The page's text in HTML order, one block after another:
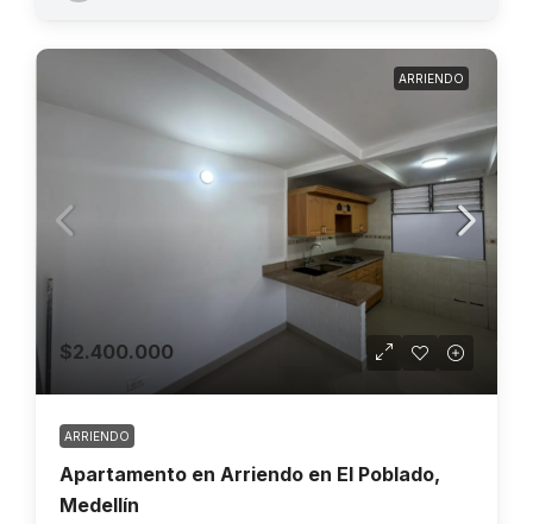
ARRIENDO
$2.400.000
ARRIENDO
Apartamento en Arriendo en El Poblado,
Medellín